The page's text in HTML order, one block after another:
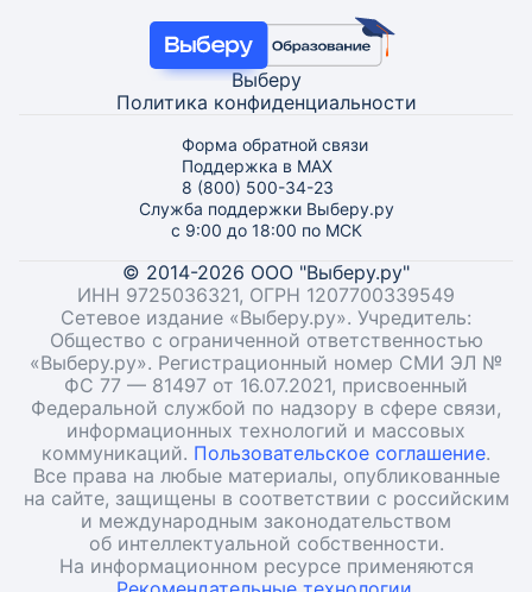
Выберу
Политика конфиденциальности
Форма обратной связи
Поддержка в MAX
8 (800) 500-34-23
Служба поддержки Выберу.ру
с 9:00 до 18:00 по МСК
© 2014-2026 ООО "Выберу.ру"
ИНН 9725036321, ОГРН 1207700339549
Сетевое издание «Выберу.ру». Учредитель:
Общество с ограниченной ответственностью
«Выберу.ру». Регистрационный номер СМИ ЭЛ №
ФС 77 — 81497 от 16.07.2021, присвоенный
Федеральной службой по надзору в сфере связи,
информационных технологий и массовых
коммуникаций. Пользовательское соглашение.
Все права на любые материалы, опубликованные
на сайте, защищены в соответствии с российским
и международным законодательством
об интеллектуальной собственности.
На информационном ресурсе применяются